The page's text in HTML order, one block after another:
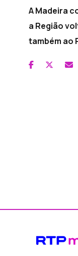
A Madeira
a Região
também ao